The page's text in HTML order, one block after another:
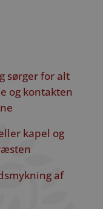
sørger for alt
og kontakten
kapel og
af